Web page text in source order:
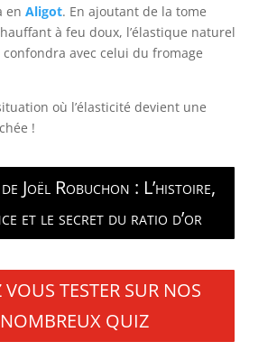
en Aligot. En ajoutant de la tome
à feu doux, l’élastique naturel
avec celui du fromage
où l’élasticité devient une
!
Joël Robuchon : L’histoire,
et le secret du ratio d’or
VOUS TESTER SUR NOS
NOMBREUX QUIZ